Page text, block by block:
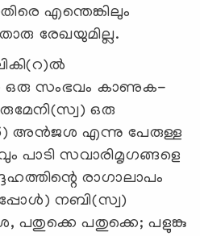
എന്തെങ്കിലും
രേഖയുമില്ല.
ഒരു സംഭവം കാണുക-
ഒരു
അന്‍ജശ എന്നു പേരുള്ള
പാടി സവാരിമൃഗങ്ങളെ
രാഗാലാപം
നബി(സ്വ)
പതുക്കെ; പളുങ്കു